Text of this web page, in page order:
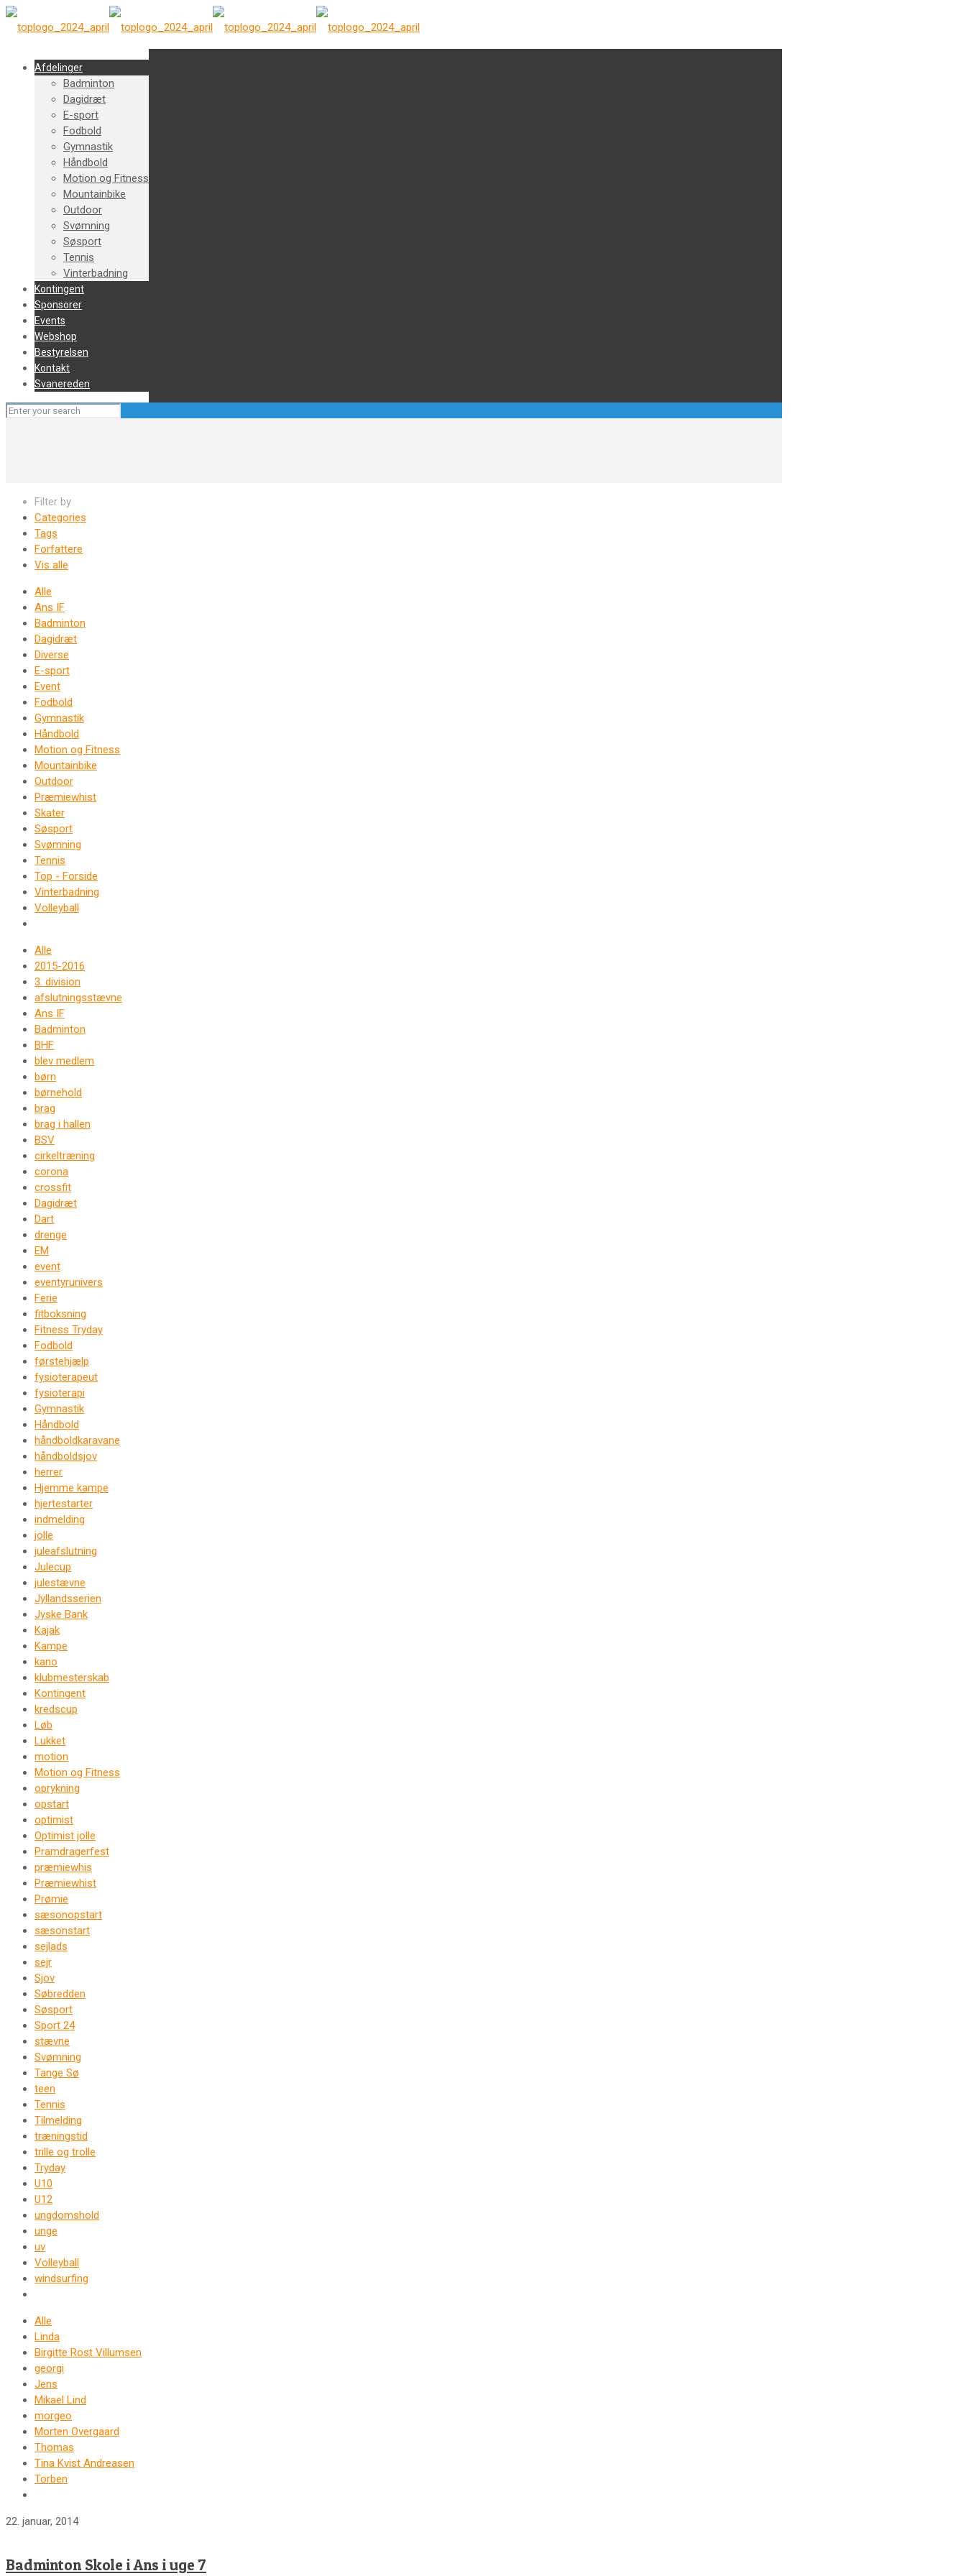
Afdelinger
Badminton
Dagidræt
E-sport
Fodbold
Gymnastik
Håndbold
Motion og Fitness
Mountainbike
Outdoor
Svømning
Søsport
Tennis
Vinterbadning
Kontingent
Sponsorer
Events
Webshop
Bestyrelsen
Kontakt
Svanereden
Filter by
Categories
Tags
Forfattere
Vis alle
Alle
Ans IF
Badminton
Dagidræt
Diverse
E-sport
Event
Fodbold
Gymnastik
Håndbold
Motion og Fitness
Mountainbike
Outdoor
Præmiewhist
Skater
Søsport
Svømning
Tennis
Top - Forside
Vinterbadning
Volleyball
Alle
2015-2016
3. division
afslutningsstævne
Ans IF
Badminton
BHF
blev medlem
børn
børnehold
brag
brag i hallen
BSV
cirkeltræning
corona
crossfit
Dagidræt
Dart
drenge
EM
event
eventyrunivers
Ferie
fitboksning
Fitness Tryday
Fodbold
førstehjælp
fysioterapeut
fysioterapi
Gymnastik
Håndbold
håndboldkaravane
håndboldsjov
herrer
Hjemme kampe
hjertestarter
indmelding
jolle
juleafslutning
Julecup
julestævne
Jyllandsserien
Jyske Bank
Kajak
Kampe
kano
klubmesterskab
Kontingent
kredscup
Løb
Lukket
motion
Motion og Fitness
oprykning
opstart
optimist
Optimist jolle
Pramdragerfest
præmiewhis
Præmiewhist
Prømie
sæsonopstart
sæsonstart
sejlads
sejr
Sjov
Søbredden
Søsport
Sport 24
stævne
Svømning
Tange Sø
teen
Tennis
Tilmelding
træningstid
trille og trolle
Tryday
U10
U12
ungdomshold
unge
uv
Volleyball
windsurfing
Alle
Linda
Birgitte Rost Villumsen
georgi
Jens
Mikael Lind
morgeo
Morten Overgaard
Thomas
Tina Kvist Andreasen
Torben
22. januar, 2014
Badminton Skole i Ans i uge 7